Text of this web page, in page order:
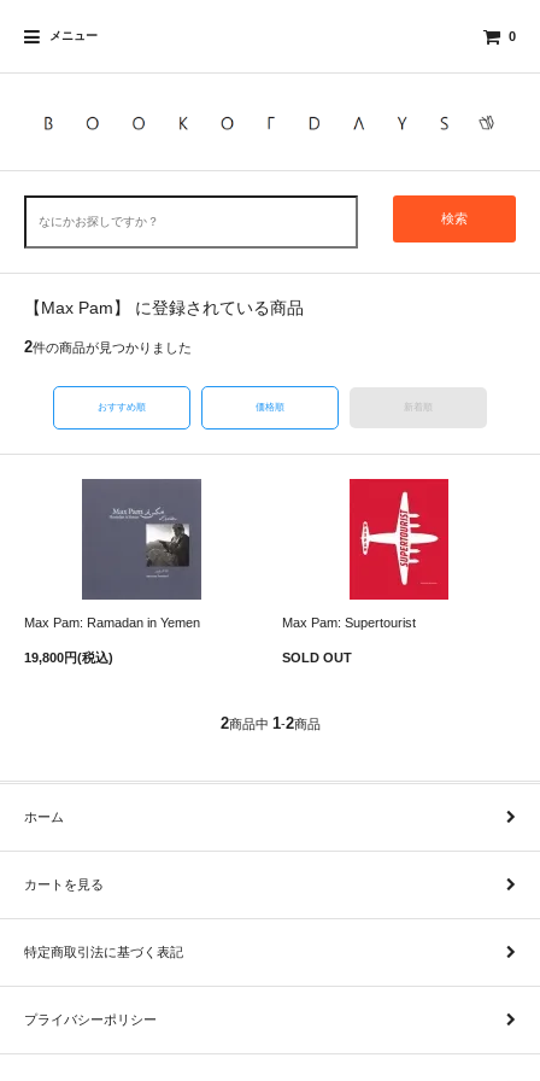
メニュー 0
検索
【Max Pam】 に登録されている商品
2件の商品が見つかりました
おすすめ順 価格順 新着順
Max Pam: Ramadan in Yemen
19,800円(税込)
Max Pam: Supertourist
SOLD OUT
2商品中 1-2商品
ホーム
カートを見る
特定商取引法に基づく表記
プライバシーポリシー